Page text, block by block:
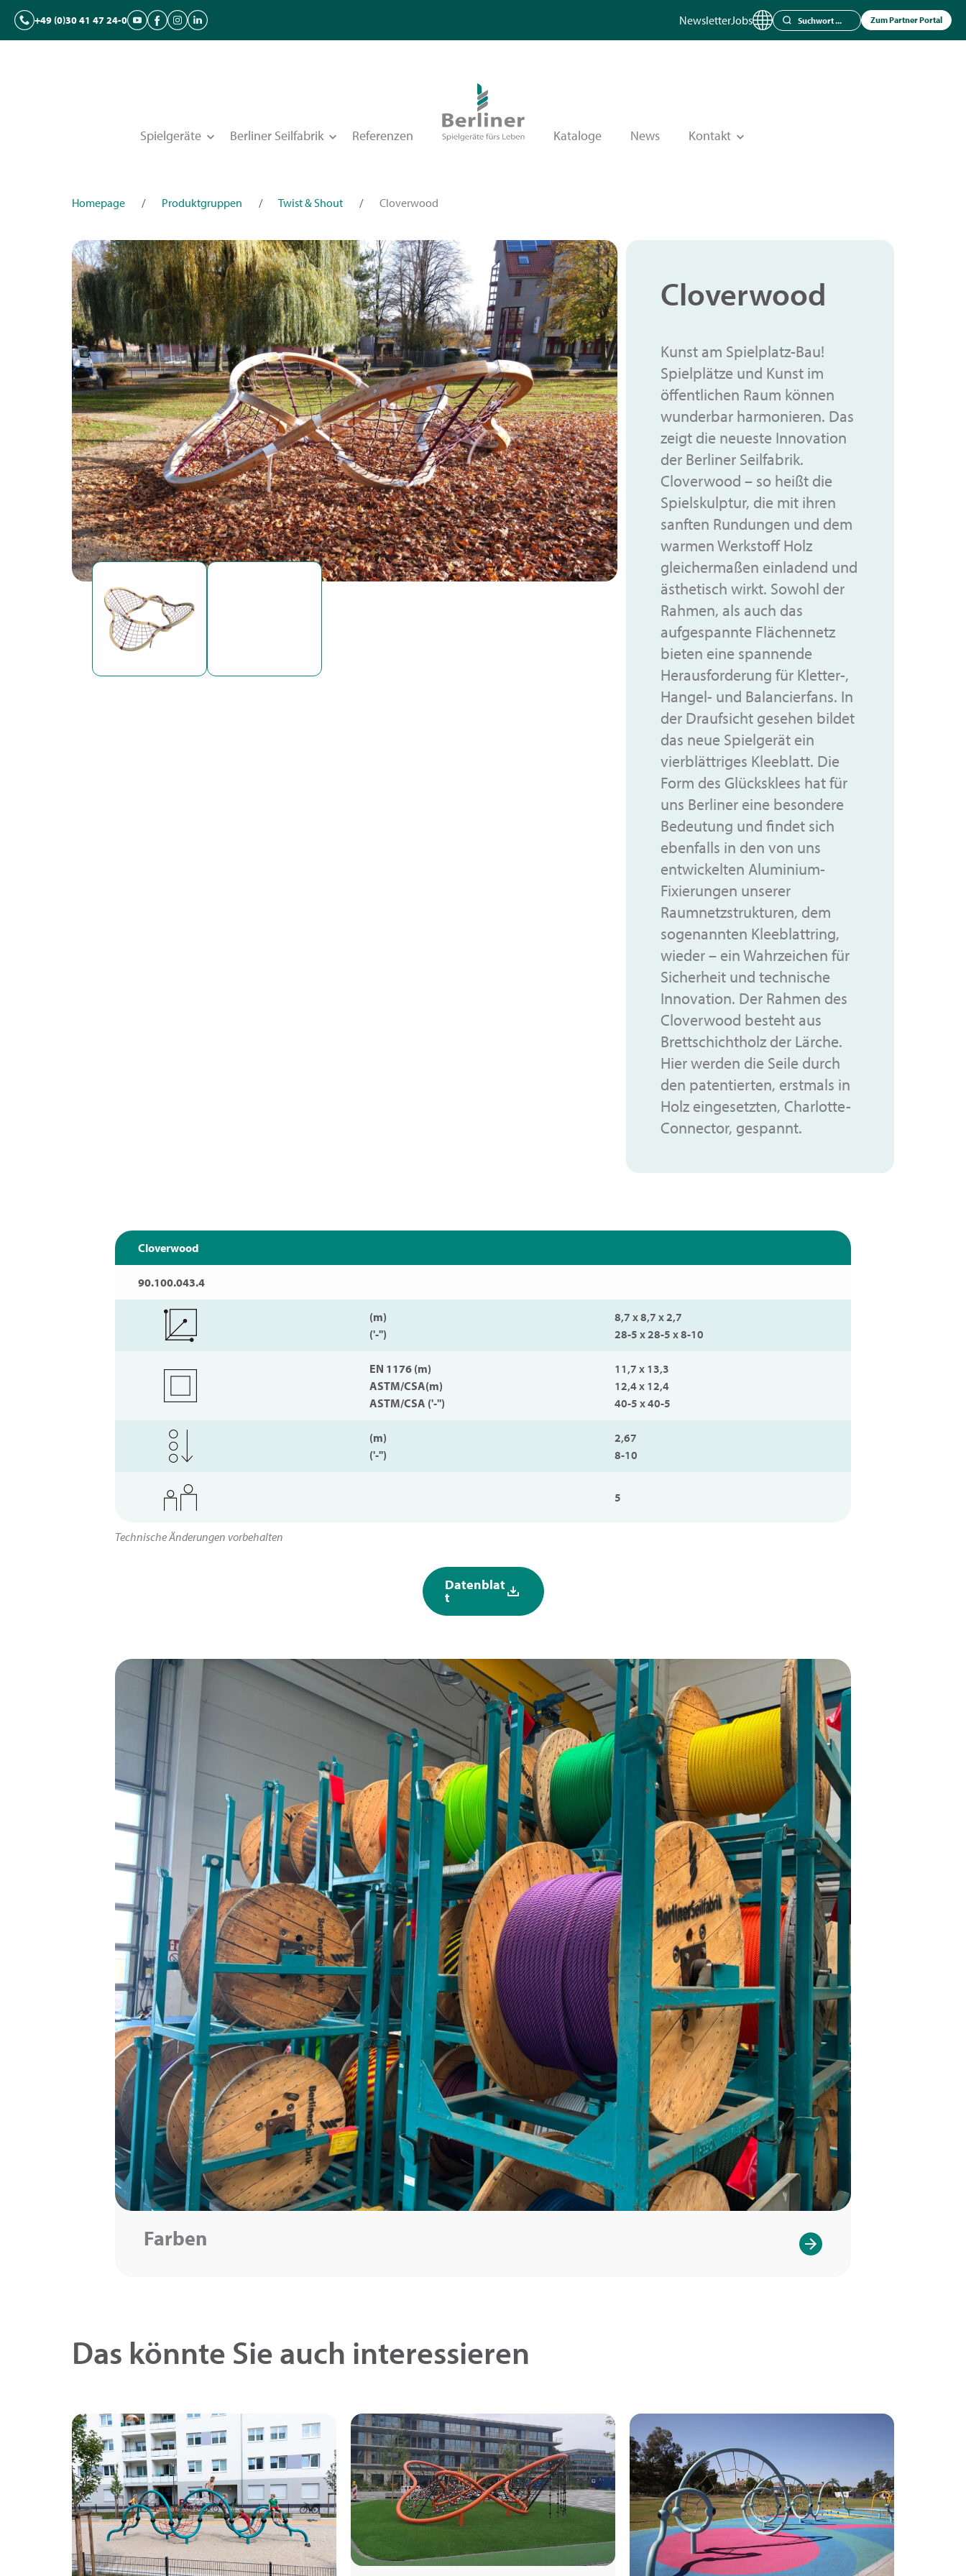
+49 (0)30 41 47 24-0 NewsletterJobs Zum Partner Portal
Spielgeräte Berliner Seilfabrik Referenzen Kataloge News Kontakt
Homepage / Produktgruppen / Twist & Shout / Cloverwood
Cloverwood
Kunst am Spielplatz-Bau!
Spielplätze und Kunst im
öffentlichen Raum können
wunderbar harmonieren. Das
zeigt die neueste Innovation
der Berliner Seilfabrik.
Cloverwood – so heißt die
Spielskulptur, die mit ihren
sanften Rundungen und dem
warmen Werkstoff Holz
gleichermaßen einladend und
ästhetisch wirkt. Sowohl der
Rahmen, als auch das
aufgespannte Flächennetz
bieten eine spannende
Herausforderung für Kletter-,
Hangel- und Balancierfans. In
der Draufsicht gesehen bildet
das neue Spielgerät ein
vierblättriges Kleeblatt. Die
Form des Glücksklees hat für
uns Berliner eine besondere
Bedeutung und findet sich
ebenfalls in den von uns
entwickelten Aluminium-
Fixierungen unserer
Raumnetzstrukturen, dem
sogenannten Kleeblattring,
wieder – ein Wahrzeichen für
Sicherheit und technische
Innovation. Der Rahmen des
Cloverwood besteht aus
Brettschichtholz der Lärche.
Hier werden die Seile durch
den patentierten, erstmals in
Holz eingesetzten, Charlotte-
Connector, gespannt.
Cloverwood
90.100.043.4
(m)
('-'')
8,7 x 8,7 x 2,7
28-5 x 28-5 x 8-10
EN 1176 (m)
ASTM/CSA(m)
ASTM/CSA ('-'')
11,7 x 13,3
12,4 x 12,4
40-5 x 40-5
(m)
('-'')
2,67
8-10
5
Technische Änderungen vorbehalten
Datenblat
t
Farben
Das könnte Sie auch interessieren